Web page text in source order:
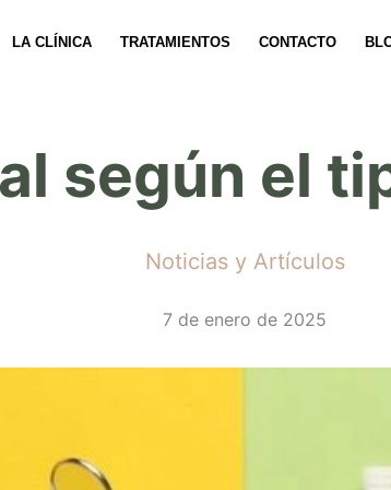
LA CLÍNICA TRATAMIENTOS CONTACTO
según el
Noticias y Artículos
7 de enero de 2025